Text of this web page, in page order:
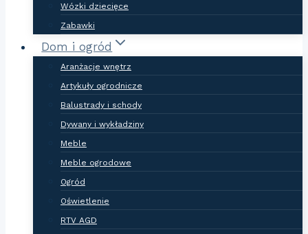
Wózki dziecięce
Zabawki
Dom i ogród
Aranżacje wnętrz
Artykuły ogrodnicze
Balustrady i schody
Dywany i wykładziny
Meble
Meble ogrodowe
Ogród
Oświetlenie
RTV AGD